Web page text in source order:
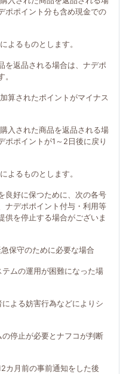
ポポイント分も含め現金での
よるものとします。
を返品される場合は、ナデポ
算されたポイントがマイナス
入された商品を返品される場
ポポイントが1～2日後に戻り
よるものとします。
良好に保つために、次の各号
ナデポポイント付与・利用等
供を停止する場合がございま
保守のために必要な場合
テムの運用が困難になった場
による妨害行為などによりシ
の停止が必要とナフコが判断
カ月前の事前通知をした後